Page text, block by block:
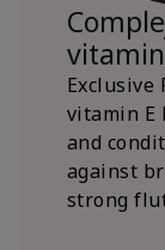
Exclusive
vitamin E
and
against
strong